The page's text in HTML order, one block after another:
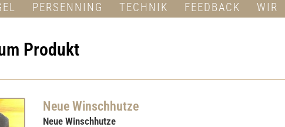
PERSENNING TECHNIK FEEDBACK WIR
Produkt
Neue Winschhutze
Neue Winschhutze